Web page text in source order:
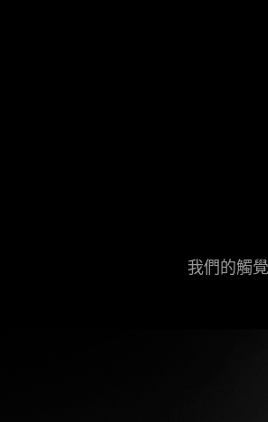
我們的觸